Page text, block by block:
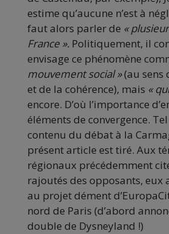
estime qu’aucune n’est à
faut alors parler de «
France ». Politiquement, il
envisage ce phénomène
mouvement social »(au sens
et de la cohérence), mais «
encore. D’où l’importance
éléments de convergence.
contenu du débat à la
présent article est tiré. Aux
régionaux précédemment
rajoutés des opposants, eux
au projet dément
nord de Paris (d’abord
double de Dysneyland !)